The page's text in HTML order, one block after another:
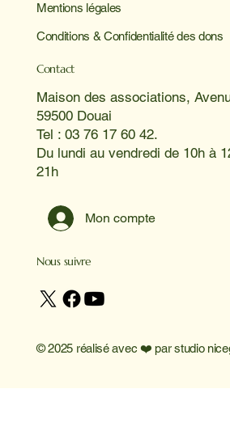
Mentions légales
Conditions & Confidentialité des dons
Contact
Maison des associations,
59500 Douai
Tel : 03 76 17 60 42.
Du lundi au vendredi de 10h à
21h
Mon compte
Nous suivre
© 2025 réalisé avec ❤️ parstudio